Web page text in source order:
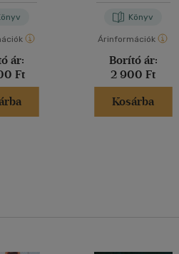
ár:
Ft
Könyv
Árinformációk
Borító ár:
2 900 Ft
Kosárba